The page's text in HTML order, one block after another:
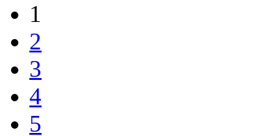
1
2
3
4
5